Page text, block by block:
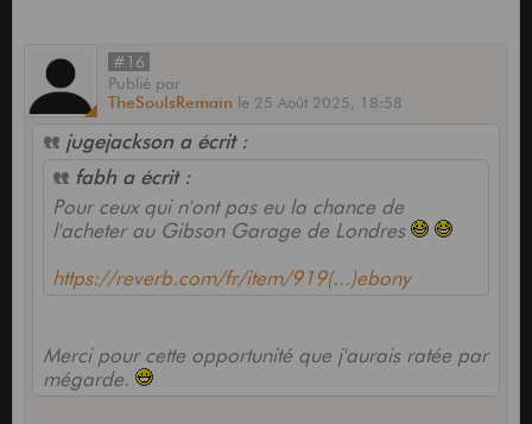
#16
Publié par
TheSoulsRemain le 25 Août 2025, 18:58
jugejackson a écrit :
fabh a écrit :
Pour ceux qui n'ont pas eu la chance de
l'acheter au Gibson Garage de Londres
https://reverb.com/fr/item/919(...)ebony
Merci pour cette opportunité que j'aurais ratée par
mégarde.